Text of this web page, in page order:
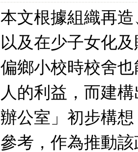
本文根據組織再
以及在少子女化
偏鄉小校時校舍
人的利益，而建
辦公室」初步構
參考，作為推動